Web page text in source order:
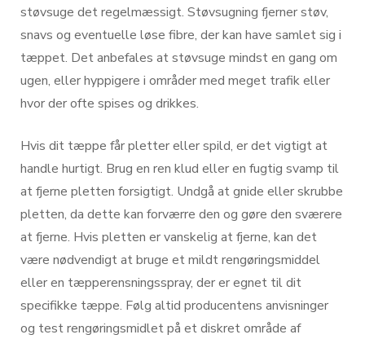
støvsuge det regelmæssigt. Støvsugning fjerner støv,
snavs og eventuelle løse fibre, der kan have samlet sig i
tæppet. Det anbefales at støvsuge mindst en gang om
ugen, eller hyppigere i områder med meget trafik eller
hvor der ofte spises og drikkes.
Hvis dit tæppe får pletter eller spild, er det vigtigt at
handle hurtigt. Brug en ren klud eller en fugtig svamp til
at fjerne pletten forsigtigt. Undgå at gnide eller skrubbe
pletten, da dette kan forværre den og gøre den sværere
at fjerne. Hvis pletten er vanskelig at fjerne, kan det
være nødvendigt at bruge et mildt rengøringsmiddel
eller en tæpperensningsspray, der er egnet til dit
specifikke tæppe. Følg altid producentens anvisninger
og test rengøringsmidlet på et diskret område af